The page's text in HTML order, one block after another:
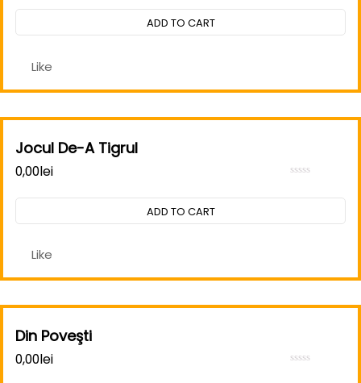
5
ADD TO CART
Like
Jocul De-A Tigrul
5
0,00lei
ADD TO CART
Like
Din Poveşti
0,00lei